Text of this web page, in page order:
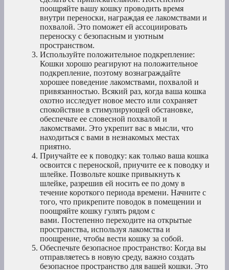
поощряйте вашу кошку проводить время
внутри переноски, награждая ее лакомствами и
похвалой. Это поможет ей ассоциировать
переноску с безопасным и уютным
пространством.
Используйте положительное подкрепление:
Кошки хорошо реагируют на положительное
подкрепление, поэтому вознаграждайте
хорошее поведение лакомствами, похвалой и
привязанностью. Всякий раз, когда ваша кошка
охотно исследует новое место или сохраняет
спокойствие в стимулирующей обстановке,
обеспечьте ее словесной похвалой и
лакомствами. Это укрепит вас в мысли, что
находиться с вами в незнакомых местах
приятно.
Приучайте ее к поводку: как только ваша кошка
освоится с переноской, приучите ее к поводку и
шлейке. Позвольте кошке привыкнуть к
шлейке, разрешив ей носить ее по дому в
течение короткого периода времени. Начните с
того, что прикрепите поводок в помещении и
поощряйте кошку гулять рядом с
вами. Постепенно переходите на открытые
пространства, используя лакомства и
поощрение, чтобы вести кошку за собой.
Обеспечьте безопасное пространство: Когда вы
отправляетесь в новую среду, важно создать
безопасное пространство для вашей кошки. Это